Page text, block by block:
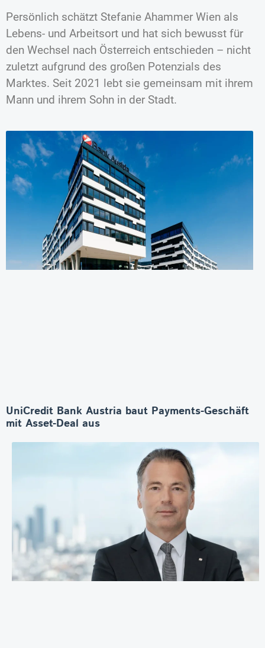
Persönlich schätzt Stefanie Ahammer Wien als
Lebens- und Arbeitsort und hat sich bewusst für
den Wechsel nach Österreich entschieden – nicht
zuletzt aufgrund des großen Potenzials des
Marktes. Seit 2021 lebt sie gemeinsam mit ihrem
Mann und ihrem Sohn in der Stadt.
UniCredit Bank Austria baut Payments-Geschäft
mit Asset-Deal aus